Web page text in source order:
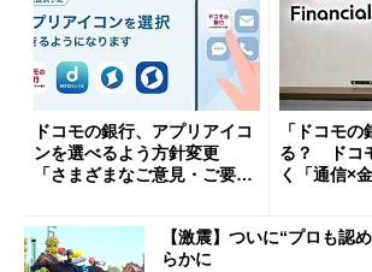
ドコモの銀行、アプリアイコ
ンを選べるよう方針変更
「さまざまなご意見・ご要望
「ドコモ
る？ ドコ
く「通信×
【激震】ついに“プロも認
らかに